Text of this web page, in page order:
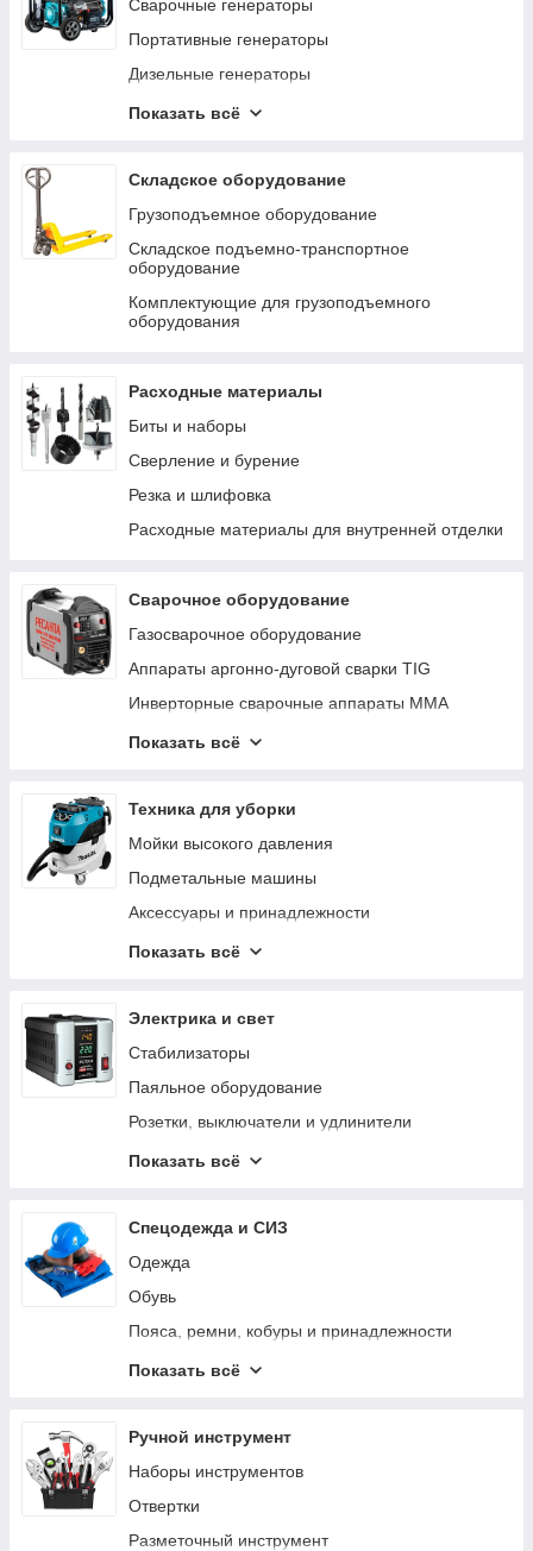
Аксессуары для лестниц
Подставки и рабочие платформы
Сварочные генераторы
Портативные генераторы
Дизельные генераторы
Комплектующие для генераторов
Показать всё
Складское оборудование
Грузоподъемное оборудование
Складское подъемно-транспортное
оборудование
Комплектующие для грузоподъемного
оборудования
Расходные материалы
Биты и наборы
Сверление и бурение
Резка и шлифовка
Расходные материалы для внутренней отделки
Сварочное оборудование
Газосварочное оборудование
Аппараты аргонно-дуговой сварки TIG
Инверторные сварочные аппараты ММА
Сварочные полуавтоматы MIG/MAG
Аппараты для сварки труб
Выпрямители сварочные
Аппараты для плазменной резки CUT
Материалы и комплектующие для сварки и
Показать всё
Техника для уборки
Мойки высокого давления
Подметальные машины
Аксессуары и принадлежности
Пароочистители
Очистители окон
Пеногенераторы
Средства для чистки и ухода
Поломойные машины
Показать всё
Электрика и свет
Стабилизаторы
Паяльное оборудование
Розетки, выключатели и удлинители
Клеммы, сжимы, кабельные наконечники
Изоляция и защита кабеля
Освещение
Показать всё
Спецодежда и СИЗ
Одежда
Обувь
Пояса, ремни, кобуры и принадлежности
Защита органов зрения
Защита головы
Наколенники
Показать всё
Ручной инструмент
Наборы инструментов
Отвертки
Разметочный инструмент